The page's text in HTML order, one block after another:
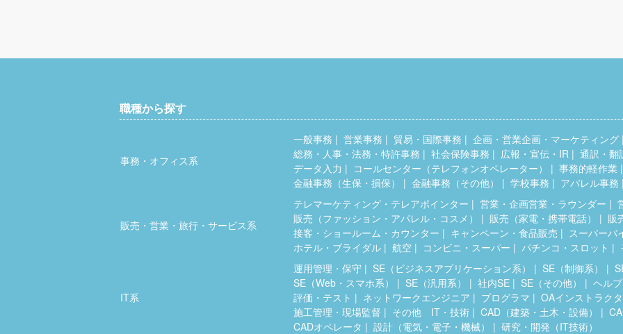
職種から探す
事務・オフィス系
一般事務 営業事務 貿易・国際事務
企画・営業企画・マーケティング
総務・人事・法務・特許事務
社会保険事務 広報・宣伝・IR
通訳・翻
データ入力
コールセンター（テレフォンオペレーター）
事務的軽作業
金融事務（生保・損保）
金融事務（その他） 学校事務 アパレル事務
販売・営業・旅行・サービス系
テレマーケティング・テレアポインター 営業・企画営業・ラウンダー
販売（ファッション・アパレル・コスメ）
販売（家電・携帯電話）
販
接客・ショールーム・カウンター
キャンペーン・食品販売
スーパーバ
ホテル・ブライダル
航空 コンビニ・スーパー パチンコ・スロット
IT系
運用管理・保守 SE（ビジネスアプリケーション系） SE（制御系）
SE（Web・スマホ系）
SE（汎用系） 社内SE SE（その他）
ヘル
評価・テスト
ネットワークエンジニア プログラマ
OAインストラク
施工管理・現場監督
その他 IT・技術 CAD（建築・土木・設備）
CADオペレータ
設計（電気・電子・機械） 研究・開発（IT技術）